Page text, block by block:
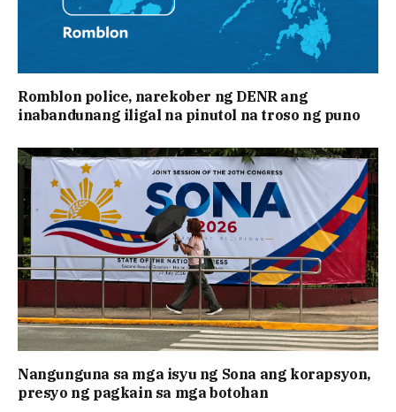
Romblon police, narekober ng DENR ang
inabandunang iligal na pinutol na troso ng puno
Nangunguna sa mga isyu ng Sona ang korapsyon,
presyo ng pagkain sa mga botohan